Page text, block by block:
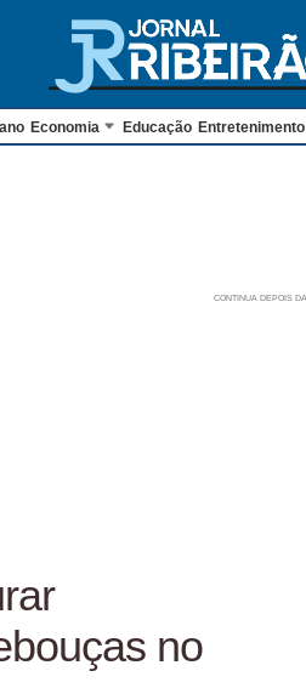
Economia Educação Entretenimento
no